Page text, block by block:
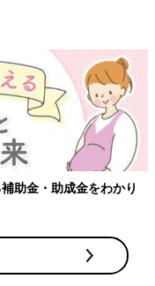
かり
【ワクチン接種